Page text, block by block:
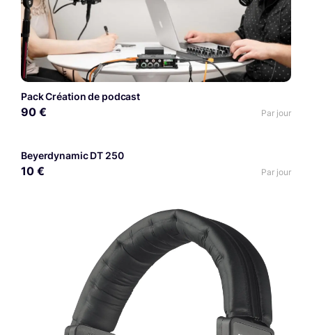
Pack Création de podcast
90 € Par jour
Beyerdynamic DT 250
10 € Par jour